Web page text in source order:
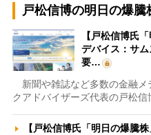
戸松信博の明日の爆騰
【戸松信博氏
デバイス：サ
要…
新聞や雑誌など多数の金融メ
クアドバイザーズ代表の戸松
【戸松信博氏「明日の爆騰